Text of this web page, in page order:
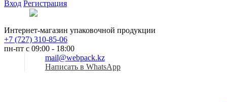
Вход Регистрация
Интернет-магазин упаковочной продукции
+7 (727) 310-85-06
пн-пт с 09:00 - 18:00
mail@webpack.kz
Написать в WhatsApp